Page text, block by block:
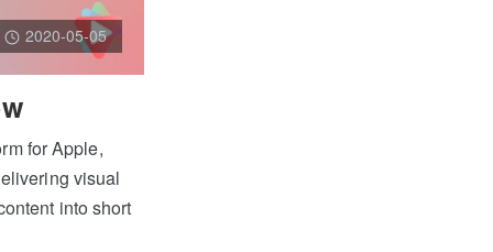
2020-05-05
for Apple,
visual
into short